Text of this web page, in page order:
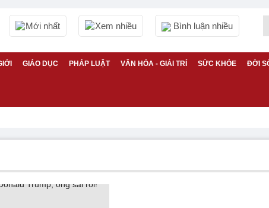
Mới nhất Xem nhiều Bình luận nhiều
GIÁO DỤC PHÁP LUẬT VĂN HÓA - GIẢI TRÍ SỨC KHỎE ĐỜI